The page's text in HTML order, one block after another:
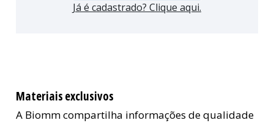
Já é cadastrado? Clique aqui.
Materiais exclusivos
A Biomm compartilha informações de qualidade